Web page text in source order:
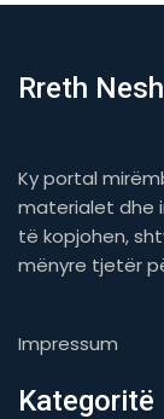
Rreth Nesh
Ky portal
materialet dhe
të kopjohen,
mënyre tjetër
Impressum
Kategoritë